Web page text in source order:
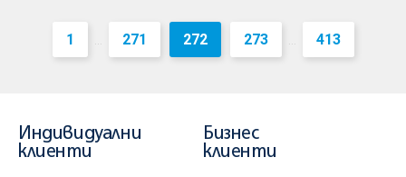
1 ... 271 272 273 ... 413
Индивидуални
клиенти
Бизнес
клиенти